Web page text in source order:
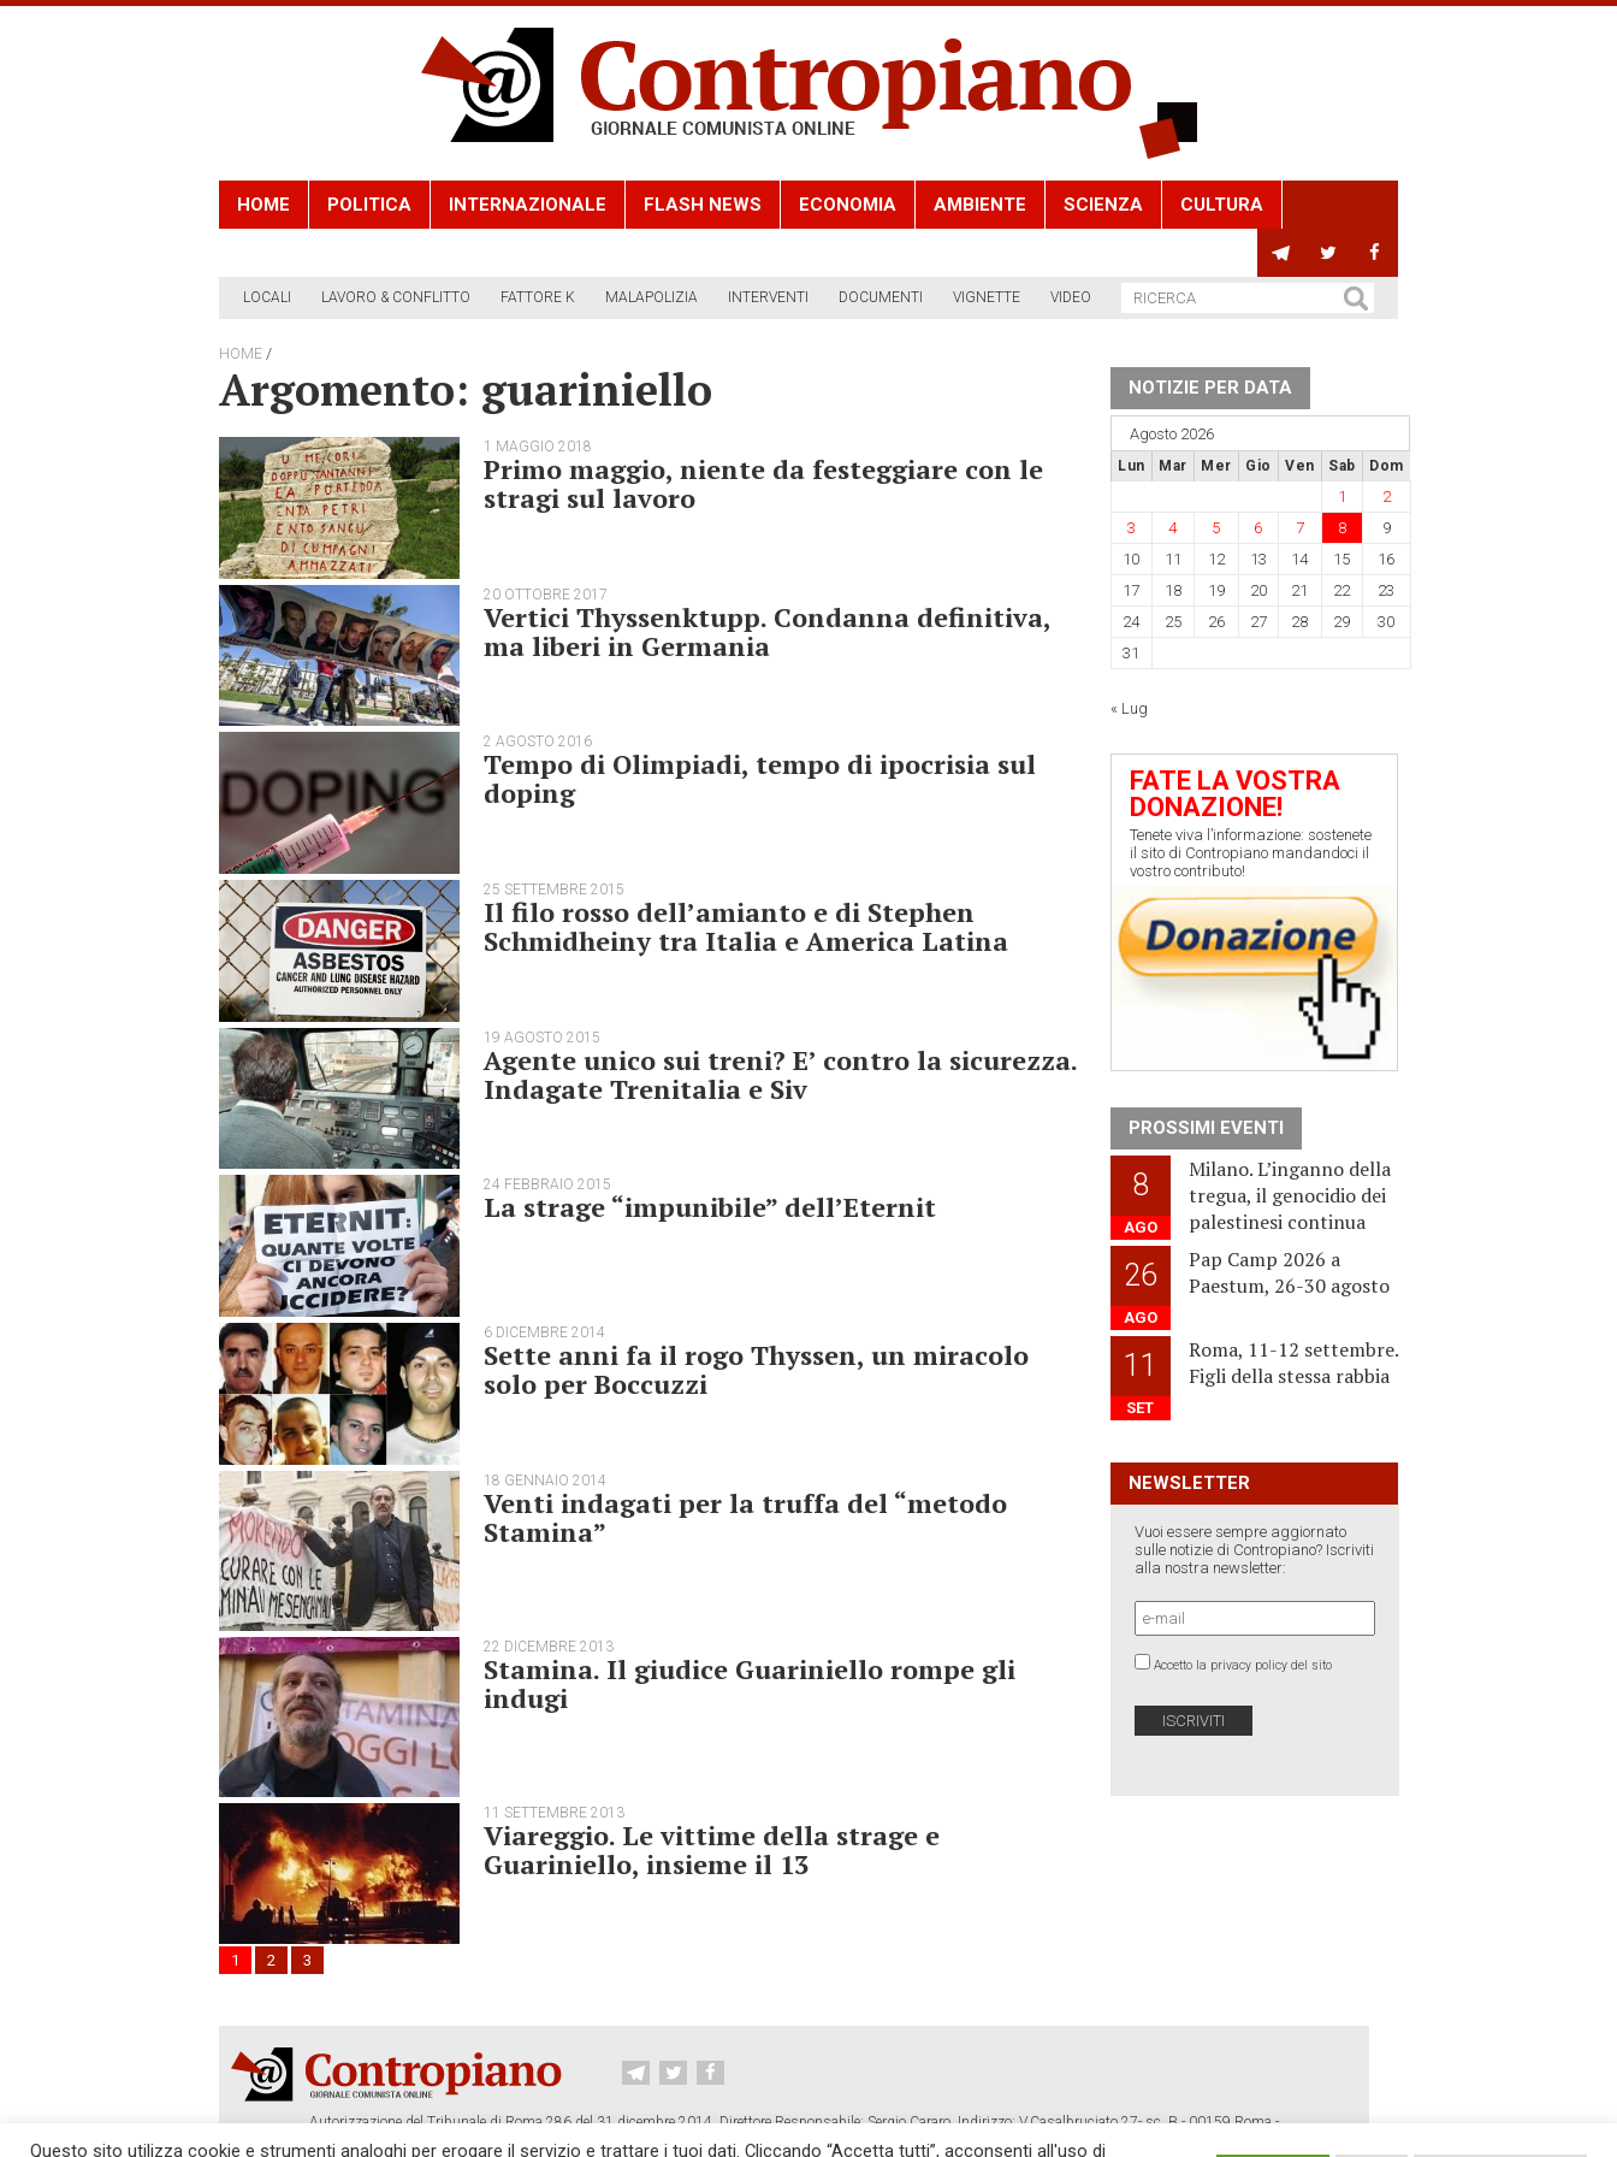
HOME POLITICA INTERNAZIONALE FLASH NEWS ECONOMIA AMBIENTE SCIENZA CULTURA
LOCALI LAVORO & CONFLITTO FATTORE K MALAPOLIZIA INTERVENTI DOCUMENTI VIGNETTE VIDEO
HOME /
Argomento: guariniello
1 MAGGIO 2018
Primo maggio, niente da festeggiare con le
stragi sul lavoro
20 OTTOBRE 2017
Vertici Thyssenktupp. Condanna definitiva,
ma liberi in Germania
2 AGOSTO 2016
Tempo di Olimpiadi, tempo di ipocrisia sul
doping
25 SETTEMBRE 2015
Il filo rosso dell’amianto e di Stephen
Schmidheiny tra Italia e America Latina
19 AGOSTO 2015
Agente unico sui treni? E’ contro la sicurezza.
Indagate Trenitalia e Siv
24 FEBBRAIO 2015
La strage “impunibile” dell’Eternit
6 DICEMBRE 2014
Sette anni fa il rogo Thyssen, un miracolo
solo per Boccuzzi
18 GENNAIO 2014
Venti indagati per la truffa del “metodo
Stamina”
22 DICEMBRE 2013
Stamina. Il giudice Guariniello rompe gli
indugi
11 SETTEMBRE 2013
Viareggio. Le vittime della strage e
Guariniello, insieme il 13
1 2 3
NOTIZIE PER DATA
Agosto 2026
Lun Mar Mer Gio Ven Sab Dom
1
2
3
4 5 6 7 8
9
10
11 12 13 14 15
16
17
18 19 20 21 22
23
24
25 26 27 28 29
30
31
« Lug
FATE LA VOSTRA
DONAZIONE!
Tenete viva l’informazione: sostenete
il sito di Contropiano mandandoci il
vostro contributo!
PROSSIMI EVENTI
8
AGO
Milano. L’inganno della
tregua, il genocidio dei
palestinesi continua
26
AGO
Pap Camp 2026 a
Paestum, 26-30 agosto
11
SET
Roma, 11-12 settembre.
Figli della stessa rabbia
NEWSLETTER
Vuoi essere sempre aggiornato
sulle notizie di Contropiano? Iscriviti
alla nostra newsletter:
Accetto la privacy policy del sito
Autorizzazione del Tribunale di Roma 286 del 31 dicembre 2014. Direttore Responsabile: Sergio Cararo. Indirizzo: V.Casalbruciato 27- sc. B - 00159 Roma -
Tel. 06.640.122.19 -
redazione@contropiano.org
Questo sito utilizza cookie e strumenti analoghi per erogare il servizio e trattare i tuoi dati. Cliccando “Accetta tutti”, acconsenti all'uso di